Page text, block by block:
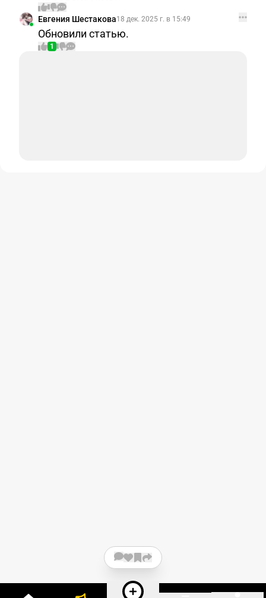
Евгения Шестакова18 дек. 2025 г. в 15:49
Обновили статью.
1